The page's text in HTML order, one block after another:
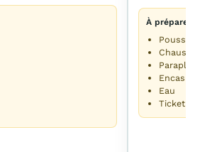
À préparer
Encas
Eau
Ticket